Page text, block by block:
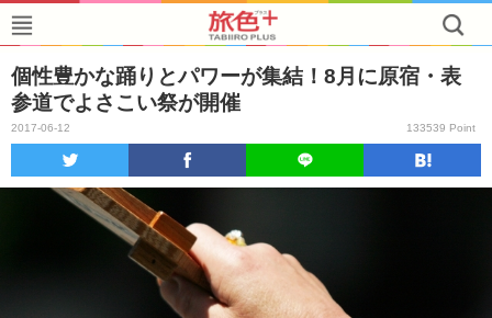
個性豊かな踊りとパワーが集結！8月に原宿・表
参道でよさこい祭が開催
2017-06-12 133539 Point